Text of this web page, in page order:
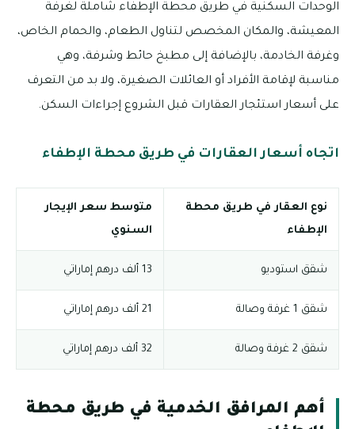
الوحدات السكنية في طريق محطة الإطفاء شاملة لغرفة
المعيشة، والمكان المخصص لتناول الطعام، والحمام الخاص،
وغرفة الخادمة، بالإضافة إلى مطبخ حائط وشرفة، وهي
مناسبة لإقامة الأفراد أو العائلات الصغيرة، ولا بد من التعرف
على أسعار استئجار العقارات قبل الشروع إجراءات السكن.
اتجاه أسعار العقارات في طريق محطة الإطفاء
نوع العقار في طريق محطة
الإطفاء
متوسط سعر الإيجار
السنوي
شقق استوديو 13 ألف درهم إماراتي
شقق 1 غرفة وصالة 21 ألف درهم إماراتي
شقق 2 غرفة وصالة 32 ألف درهم إماراتي
أهم المرافق الخدمية في طريق محطة